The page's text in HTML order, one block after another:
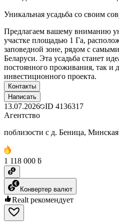
Уникальная усадьба со своим
Предлагаем вашему вниманию
участке площадью 1 Га,
заповедной зоне, рядом с
Беларуси. Эта усадьба станет
постоянного проживания, так и
инвестиционного проекта.
Контакты
Написать
13.07.2026 ID 4136317
Агентство
поблизости с д. Беница, Минская
1 118 000 ƃ
Конвертер валют
Realt рекомендует